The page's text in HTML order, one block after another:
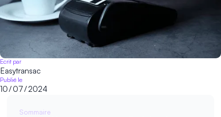
Ecrit par
Easytransac
Publié le
10/07/2024
Sommaire